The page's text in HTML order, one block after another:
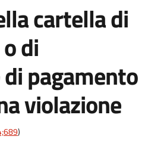
cartella di
di
pagamento
violazione
)